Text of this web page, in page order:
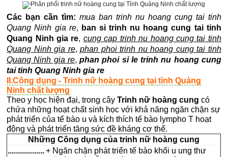
Các bạn cần tìm: mua ban trinh nu hoang cung tai tinh
Quang Ninh gia re, ban si trinh nu hoang cung tai tinh
Quang Ninh gia re, cung cap trinh nu hoang cung tai tinh
Quang Ninh gia re,phan phoi trinh nu hoang cung tai tinh
Quang Ninh gia re,phan phoi si le trinh nu hoang cung
tai tinh Quang Ninh gia re
II.Công dụng - Trinh nữ hoàng cung tại tỉnh Quảng
Ninh chất lượng
Theo y học hiện đại, trong câyTrinh nữ hoàng cung có
chứa những hoạt chất sinh học với khả năng ngăn chặn sự
phát triển của tế bào u và kích thích tế bào lympho T hoạt
động và phát triển tăng sức đề kháng cơ thể.
Những Công dụng của trinh nữ hoàng cung
..................+ Ngăn chặn phát triển tế bào khối u ung thư